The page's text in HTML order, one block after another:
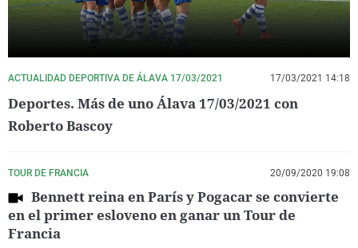
ACTUALIDAD DEPORTIVA DE ÁLAVA 17/03/2021 17/03/2021 14:18
Deportes. Más de uno Álava 17/03/2021 con
Roberto Bascoy
TOUR DE FRANCIA 20/09/2020 19:08
Bennett reina en París y Pogacar se convierte
en el primer esloveno en ganar un Tour de
Francia